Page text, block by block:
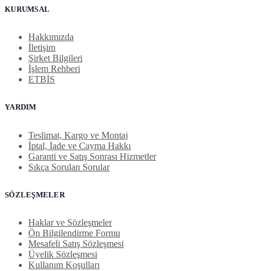
KURUMSAL
Hakkımızda
İletişim
Şirket Bilgileri
İşlem Rehberi
ETBİS
YARDIM
Teslimat, Kargo ve Montaj
İptal, İade ve Cayma Hakkı
Garanti ve Satış Sonrası Hizmetler
Sıkça Sorulan Sorular
SÖZLEŞMELER
Haklar ve Sözleşmeler
Ön Bilgilendirme Formu
Mesafeli Satış Sözleşmesi
Üyelik Sözleşmesi
Kullanım Koşulları